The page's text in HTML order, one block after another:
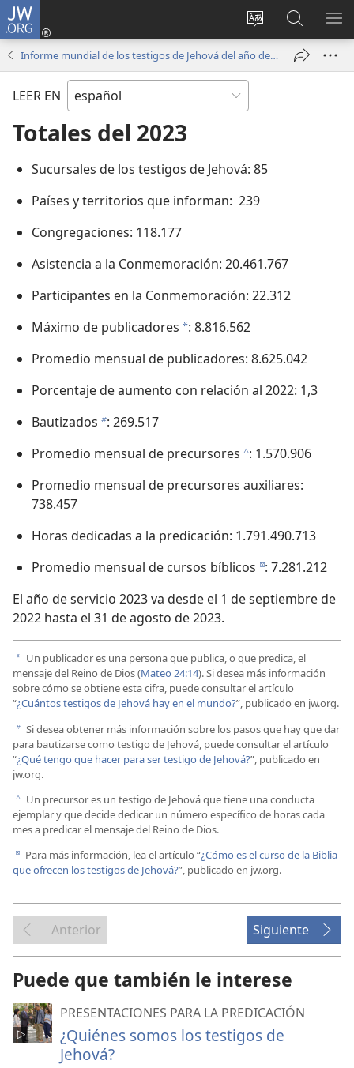
JW.ORG
Cambiar
idioma
del sitio
Iniciar
sesión
(abre
nueva
en
jw.org
Informe mundial de los testigos de Jehová del año de servicio 2023
LEER EN
Totales del 2023
Sucursales de los testigos de Jehová: 85
Países y territorios que informan: 239
Congregaciones: 118.177
Asistencia a la Conmemoración: 20.461.767
Participantes en la Conmemoración: 22.312
Máximo de publicadores a: 8.816.562
Promedio mensual de publicadores: 8.625.042
Porcentaje de aumento con relación al 2022: 1,3
Bautizados b: 269.517
Promedio mensual de precursores c: 1.570.906
Promedio mensual de precursores auxiliares:
738.457
Horas dedicadas a la predicación: 1.791.490.713
Promedio mensual de cursos bíblicos d: 7.281.212
El año de servicio 2023 va desde el 1 de septiembre de
2022 hasta el 31 de agosto de 2023.
a Un publicador es una persona que publica, o que predica, el
mensaje del Reino de Dios (Mateo 24:14). Si desea más información
sobre cómo se obtiene esta cifra, puede consultar el artículo
“¿Cuántos testigos de Jehová hay en el mundo?”, publicado en jw.org.
b Si desea obtener más información sobre los pasos que hay que dar
para bautizarse como testigo de Jehová, puede consultar el artículo
“¿Qué tengo que hacer para ser testigo de Jehová?”, publicado en
jw.org.
c Un precursor es un testigo de Jehová que tiene una conducta
ejemplar y que decide dedicar un número específico de horas cada
mes a predicar el mensaje del Reino de Dios.
d Para más información, lea el artículo “¿Cómo es el curso de la Biblia
que ofrecen los testigos de Jehová?”, publicado en jw.org.
Anterior Siguiente
Puede que también le interese
PRESENTACIONES PARA LA PREDICACIÓN
¿Quiénes somos los testigos de
Jehová?